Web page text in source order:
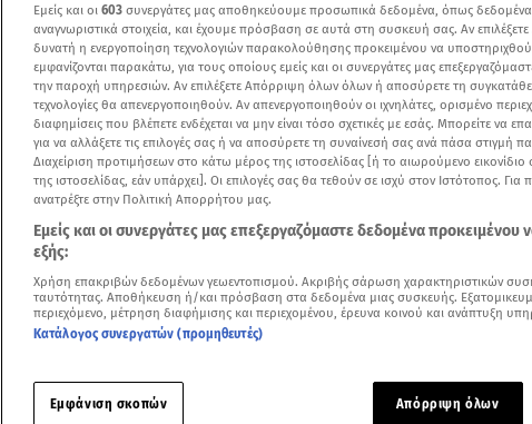
Add star.gr on Google
Εμείς και οι 603 συνεργάτες μας αποθηκεύουμε προσωπικά δεδομένα, όπως
αναγνωριστικά στοιχεία, και έχουμε πρόσβαση σε αυτά στη συσκευή σας. Αν
δυνατή η ενεργοποίηση τεχνολογιών παρακολούθησης προκειμένου να
εμφανίζονται παρακάτω, για τους οποίους εμείς και οι συνεργάτες μας
την παροχή υπηρεσιών. Αν επιλέξετε Απόρριψη όλων όλων ή αποσύρετε τη
τεχνολογίες θα απενεργοποιηθούν. Αν απενεργοποιηθούν οι ιχνηλάτες, ορισμένο
διαφημίσεις που βλέπετε ενδέχεται να μην είναι τόσο σχετικές με εσάς. Μπορείτε να
για να αλλάξετε τις επιλογές σας ή να αποσύρετε τη συναίνεσή σας ανά πάσα στιγμή
Διαχείριση προτιμήσεων στο κάτω μέρος της ιστοσελίδας [ή το αιωρούμενο
της ιστοσελίδας, εάν υπάρχει]. Οι επιλογές σας θα τεθούν σε ισχύ στον Ιστότοπος. Για
ανατρέξτε στην Πολιτική Απορρήτου μας.
Εμείς και οι συνεργάτες μας επεξεργαζόμαστε δεδομένα προκειμένου
εξής:
Χρήση επακριβών δεδομένων γεωεντοπισμού. Ακριβής σάρωση χαρακτηριστικών
ταυτότητας. Αποθήκευση ή/και πρόσβαση στα δεδομένα μιας συσκευής.
περιεχόμενο, μέτρηση διαφήμισης και περιεχομένου, έρευνα κοινού και ανάπτυξη
Κατάλογος συνεργατών (προμηθευτές)
Εμφάνιση σκοπών Απόρριψη όλων